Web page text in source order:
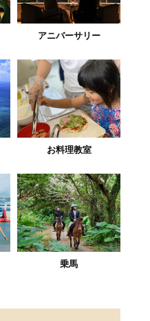
アニバーサリー
お料理教室
乗馬